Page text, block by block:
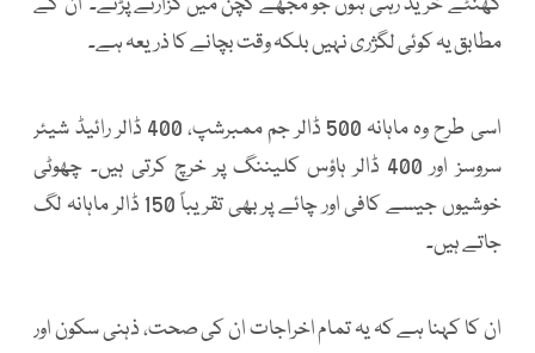
مطابق یہ کوئی لگژری نہیں بلکہ وقت بچانے کا ذریعہ ہے۔
اسی طرح وہ ماہانہ 500 ڈالر جم ممبرشپ، 400 ڈالر رائیڈ شیئر
سروسز اور 400 ڈالر ہاؤس کلیننگ پر خرچ کرتی ہیں۔ چھوٹی
خوشیوں جیسے کافی اور چائے پر بھی تقریباً 150 ڈالر ماہانہ لگ
جاتے ہیں۔
ان کا کہنا ہے کہ یہ تمام اخراجات ان کی صحت، ذہنی سکون اور